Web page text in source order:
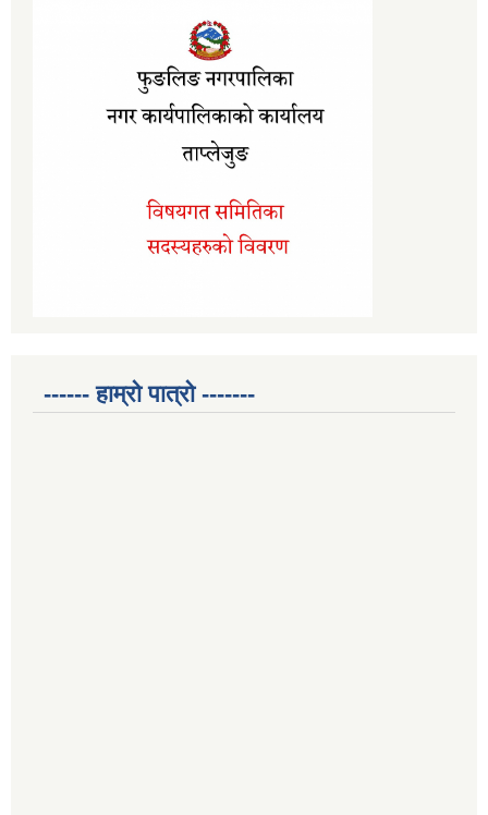
------ हाम्रो पात्रो -------